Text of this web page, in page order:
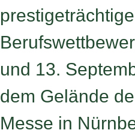
und 13.
dem Gelände
Messe in